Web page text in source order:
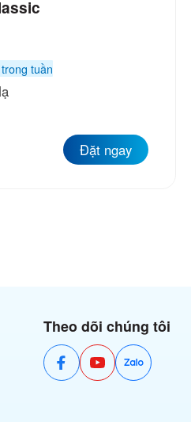
tuần
Đặt ngay
Theo dõi chúng tôi